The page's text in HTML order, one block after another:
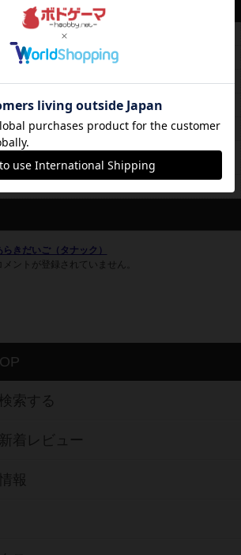
円～フリータイム600円
～22時00分
日（祝日の場合は営業）
円。卓予約、貸し切り可。開店時間繰り上げに応じま
らきだいご（タナック）
メントが登録されていません。
索する
着レビュー
報